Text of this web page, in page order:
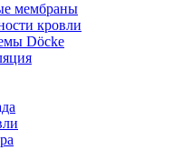
мембраны
кровли
Döcke